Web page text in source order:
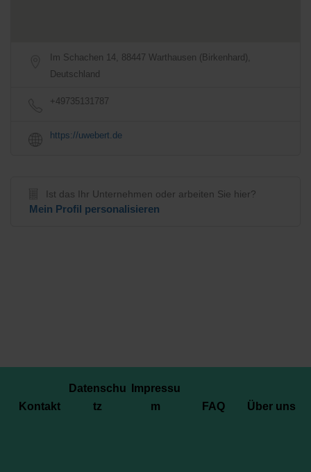
Im Schachen 14, 88447 Warthausen (Birkenhard),
Deutschland
+49735131787
https://uwebert.de
Ist das Ihr Unternehmen oder arbeiten Sie hier?
Mein Profil personalisieren
Kontakt
Datenschu
tz
Impressu
m
FAQ Über uns